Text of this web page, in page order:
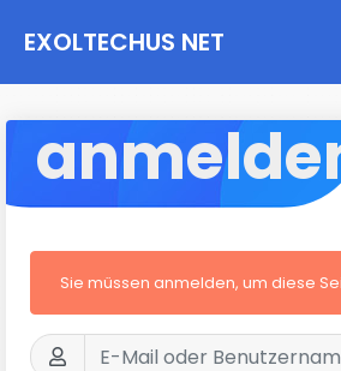
EXOLTECHUS NET
WORK
Sie müssen anmelden, um diese